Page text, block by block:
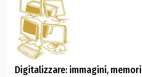
Digitalizzare: immagini,